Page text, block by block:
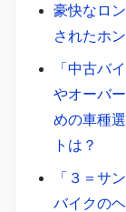
豪快なロ
されたホ
「中古バ
やオーバ
めの車種
トは？
「３＝サ
バイクの